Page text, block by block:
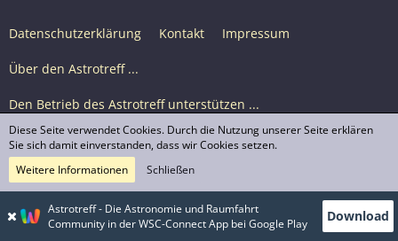
Datenschutzerklärung Kontakt Impressum
Über den Astrotreff ...
Den Betrieb des Astrotreff unterstützen ...
Nutzungsbedingungen
© Astrotreff 2001-2026, lizenziert unter CC BY-SA,
sofern für einzelne Inhalte nicht anders angegeben
Astrotreff - Die Astronomie und Raumfahrt
Community in der WSC-Connect App bei Google Play
Download
Diese Seite verwendet Cookies. Durch die Nutzung unserer Seite erklären
Sie sich damit einverstanden, dass wir Cookies setzen.
Weitere Informationen
Schließen